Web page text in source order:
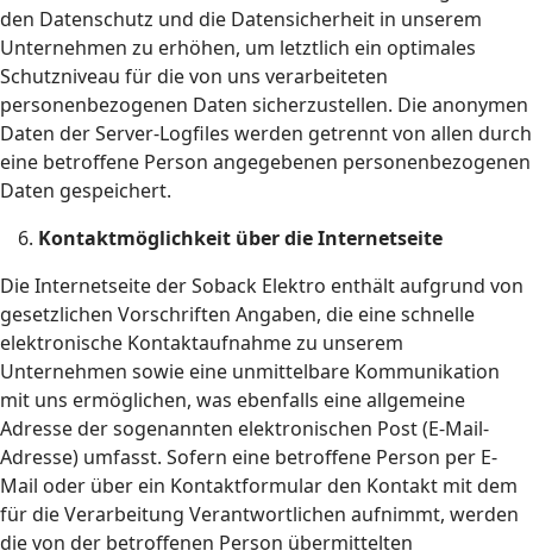
den Datenschutz und die Datensicherheit in unserem
Unternehmen zu erhöhen, um letztlich ein optimales
Schutzniveau für die von uns verarbeiteten
personenbezogenen Daten sicherzustellen. Die anonymen
Daten der Server-Logfiles werden getrennt von allen durch
eine betroffene Person angegebenen personenbezogenen
Daten gespeichert.
Kontaktmöglichkeit über die Internetseite
Die Internetseite der Soback Elektro enthält aufgrund von
gesetzlichen Vorschriften Angaben, die eine schnelle
elektronische Kontaktaufnahme zu unserem
Unternehmen sowie eine unmittelbare Kommunikation
mit uns ermöglichen, was ebenfalls eine allgemeine
Adresse der sogenannten elektronischen Post (E-Mail-
Adresse) umfasst. Sofern eine betroffene Person per E-
Mail oder über ein Kontaktformular den Kontakt mit dem
für die Verarbeitung Verantwortlichen aufnimmt, werden
die von der betroffenen Person übermittelten